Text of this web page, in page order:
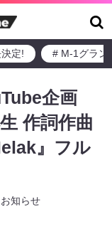
定! # M-1グラン
企画
作詞作曲
』フル
お知らせ